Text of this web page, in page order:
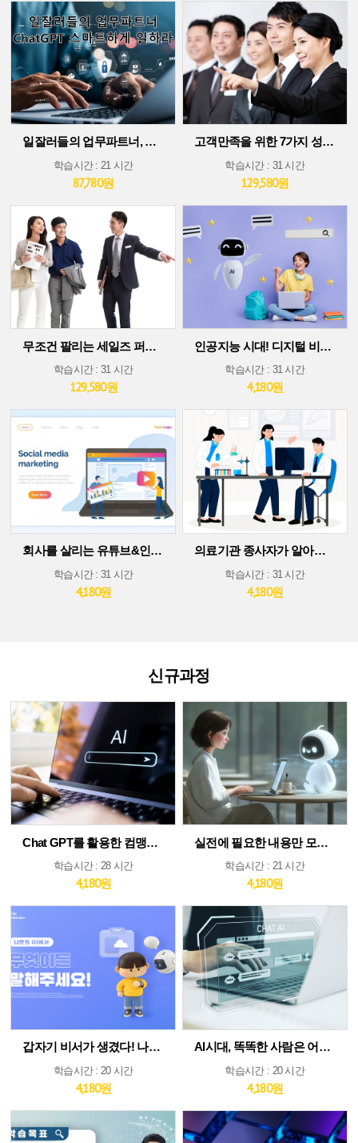
일잘러들의 업무파트너, ChatGPT 스마트하게 일하라!
학습시간 : 21 시간
87,780원
고객만족을 위한 7가지 성공 가이드
학습시간 : 31 시간
129,580원
무조건 팔리는 세일즈 퍼포먼스 스킬
학습시간 : 31 시간
129,580원
인공지능 시대! 디지털 비즈니스 플랫폼에서 살아남기(30차시 ver)
학습시간 : 31 시간
4,180원
회사를 살리는 유튜브&인스타그램 소셜 미디어 마케팅
학습시간 : 31 시간
4,180원
의료기관 종사자가 알아야 할 의료기술 트렌드
학습시간 : 31 시간
4,180원
신규과정
Chat GPT를 활용한 컴맹도 쉬운 AI
학습시간 : 28 시간
4,180원
실전에 필요한 내용만 모았다! ChatGPT&AI 툴 활용 가이드
학습시간 : 21 시간
4,180원
갑자기 비서가 생겼다! 나만의 AI인턴 활용법
학습시간 : 20 시간
4,180원
AI시대, 똑똑한 사람은 어떻게 생각하고 질문하는가
학습시간 : 20 시간
4,180원